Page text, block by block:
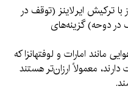
با ترکیش ایرلاینز (توقف در
در دوحه) گزینه‌های
مانند امارات و لوفتهانزا که
معمولاً ارزان‌تر هستند